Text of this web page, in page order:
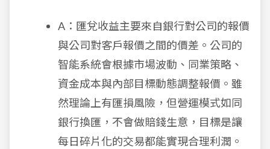
A：匯兌收益主要來自銀行對公司的報價
與公司對客戶報價之間的價差。公司的
智能系統會根據市場波動、同業策略、
資金成本與內部目標動態調整報價。雖
然理論上有匯損風險，但營運模式如同
銀行換匯，不會做賠錢生意，目標是讓
每日碎片化的交易都能實現合理利潤。